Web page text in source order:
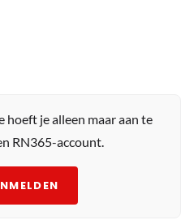
hoeft je alleen maar aan te
RN365-account.